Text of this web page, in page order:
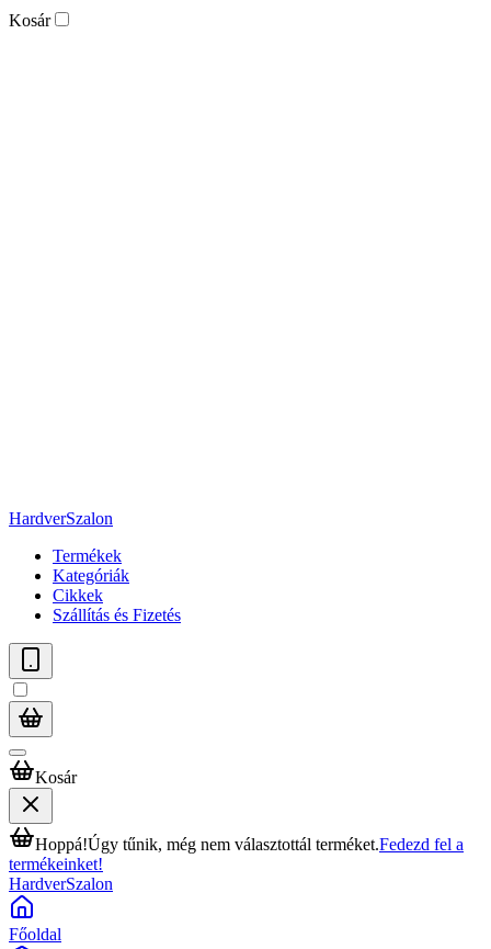
Kosár
HardverSzalon
Termékek
Kategóriák
Cikkek
Szállítás és Fizetés
Kosár
Hoppá!Úgy tűnik, még nem választottál terméket.Fedezd fel a
termékeinket!
HardverSzalon
Főoldal